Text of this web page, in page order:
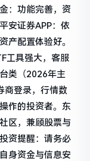
：功能完善，资
安证券APP：依
产配置体验好。
工具强大，客服
类（2026年主
商登录，行情数
作的投资者。东
区，兼顾股票与
资提醒：请务必
身资金与信息安